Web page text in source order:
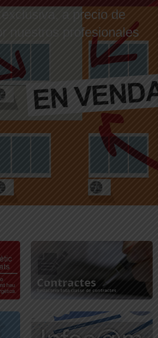
a precio de
nuestros profesionales